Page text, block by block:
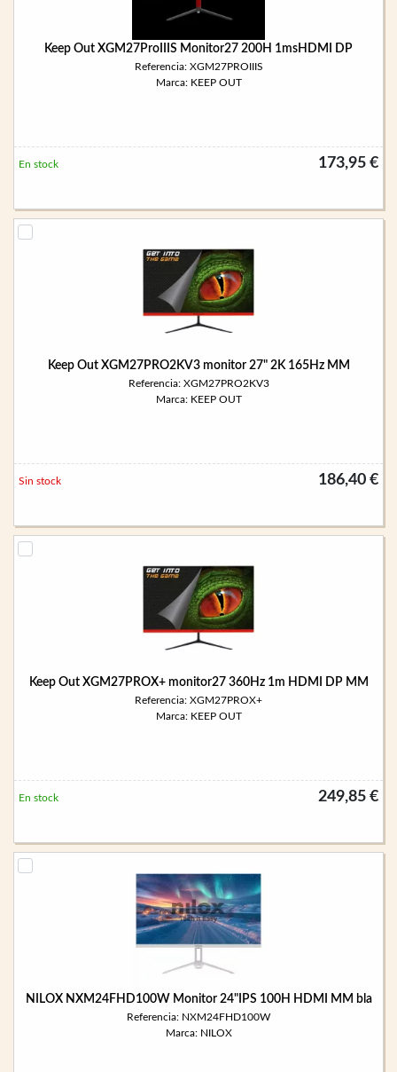
Keep Out XGM27ProIIIS Monitor27 200H 1msHDMI DP
Referencia: XGM27PROIIIS
Marca: KEEP OUT
173,95 €
En stock
Keep Out XGM27PRO2KV3 monitor 27" 2K 165Hz MM
Referencia: XGM27PRO2KV3
Marca: KEEP OUT
186,40 €
Sin stock
Keep Out XGM27PROX+ monitor27 360Hz 1m HDMI DP MM
Referencia: XGM27PROX+
Marca: KEEP OUT
249,85 €
En stock
NILOX NXM24FHD100W Monitor 24"IPS 100H HDMI MM bla
Referencia: NXM24FHD100W
Marca: NILOX